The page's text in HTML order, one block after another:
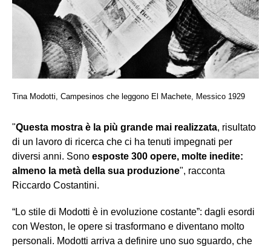
Tina Modotti, Campesinos che leggono El Machete, Messico 1929
"Questa mostra è la più grande mai realizzata, risultato
di un lavoro di ricerca che ci ha tenuti impegnati per
diversi anni. Sono esposte 300 opere, molte inedite:
almeno la metà della sua produzione", racconta
Riccardo Costantini.
“Lo stile di Modotti è in evoluzione costante”: dagli esordi
con Weston, le opere si trasformano e diventano molto
personali. Modotti arriva a definire uno suo sguardo, che